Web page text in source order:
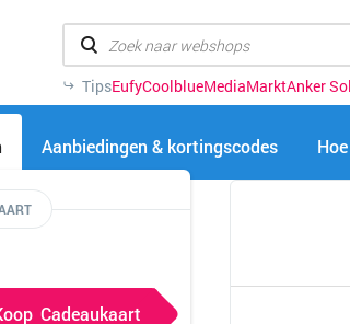
TipsEufyCoolblueMediaMarktAnker
Aanbiedingen & kortingscodes
Cadeaukaart